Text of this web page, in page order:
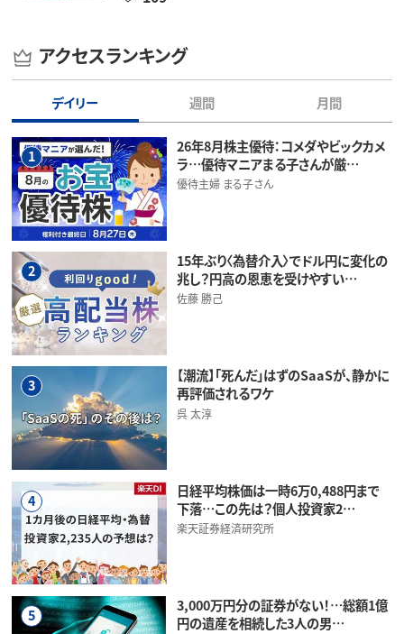
アクセスランキング
デイリー 週間 月間
1
26年8月株主優待：コメダやビックカメ
ラ…優待マニアまる子さんが厳…
優待主婦 まる子さん
2
15年ぶり〈為替介入〉でドル円に変化の
兆し？円高の恩恵を受けやすい…
佐藤 勝己
3
【潮流】「死んだ」はずのSaaSが、静かに
再評価されるワケ
呉 太淳
4
日経平均株価は一時6万0,488円まで
下落…この先は？個人投資家2…
楽天証券経済研究所
5
3,000万円分の証券がない！…総額1億
円の遺産を相続した3人の男…